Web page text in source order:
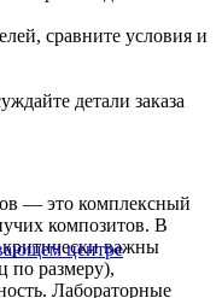
центре
сравните условия и
детали заказа
— это комплексный
композитов. В
важны
по размеру),
Лабораторные